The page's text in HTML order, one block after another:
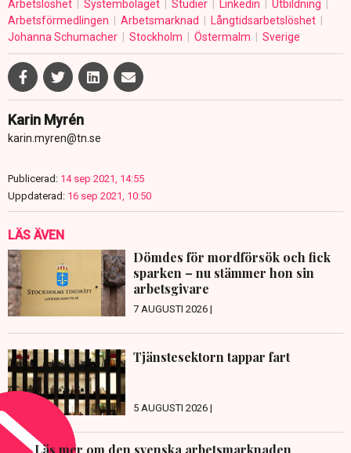
Arbetslöshet Systembolaget Studier Linkedin
Utbildning
Arbetsförmedlingen
Arbetsmarknad
Långtidsarbetslöshet
Johanna Schumacher
Stockholm Östermalm Sverige
Karin Myrén
karin.myren@tn.se
Publicerad: 14 sep 2021, 14:55
Uppdaterad: 16 sep 2021, 10:50
LÄS ÄVEN
Dömdes för mordförsök och fick
sparken – nu stämmer hon sin
arbetsgivare
7 AUGUSTI 2026 |
Tjänstesektorn tappar fart
5 AUGUSTI 2026 |